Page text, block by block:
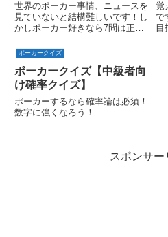
世界のポーカー事情、ニュースを
見ていないと結構難しいです！し
かしポーカー好きなら7問は正解
覚
で
目
ポーカークイズ
ポーカークイズ【中級者向
け確率クイズ】
ポーカーするなら確率論は必須！
数字に強くなろう！
スポンサー